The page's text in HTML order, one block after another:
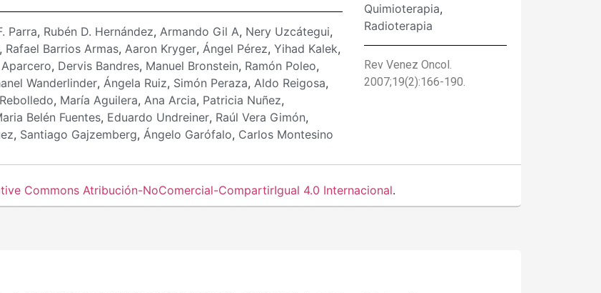
Parra, Rubén D. Hernández, Armando Gil A, Nery Uzcátegui,
, Rafael Barrios Armas, Aaron Kryger, Ángel Pérez, Yihad Kalek,
, Dervis Bandres, Manuel Bronstein, Ramón Poleo,
Wanderlinder, Ángela Ruiz, Simón Peraza, Aldo Reigosa,
, María Aguilera, Ana Arcia, Patricia Nuñez,
Belén Fuentes, Eduardo Undreiner, Raúl Vera Gimón,
, Santiago Gajzemberg, Ángelo Garófalo, Carlos Montesino
Quimioterapia,
Radioterapia
Rev Venez Oncol.
2007;19(2):166-190.
Commons Atribución-NoComercial-CompartirIgual 4.0 Internacional.